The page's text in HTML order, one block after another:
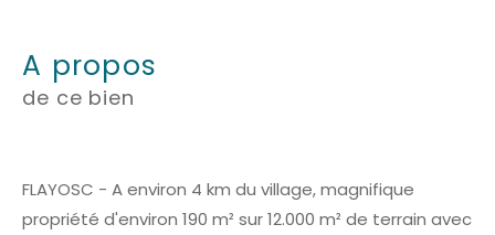
a propos
de ce bien
FLAYOSC - A environ 4 km du village, magnifique
propriété d'environ 190 m² sur 12.000 m² de terrain avec